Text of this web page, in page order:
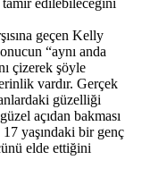
geçen Kelly
“aynı anda
çizerek şöyle
vardır. Gerçek
güzelliği
açıdan bakması
17 yaşındaki bir genç
elde ettiğini